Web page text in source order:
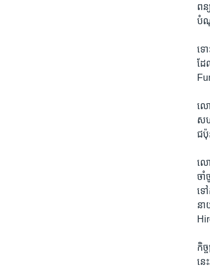
ពន្
បំ
ទោ
ដែ
លោ
សហ
ជ
លោ
ចាំ​
ទៅ
នា
កិ
នេ